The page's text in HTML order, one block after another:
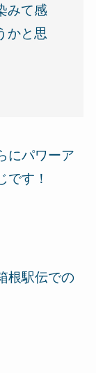
みて感
かと思
にパワーア
です！
根駅伝での